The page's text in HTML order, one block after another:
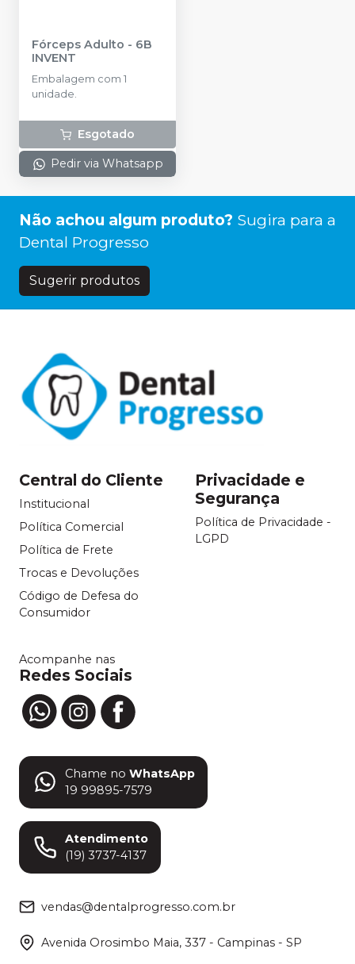
Fórceps Adulto - 6B
INVENT
Embalagem com 1
unidade.
Esgotado
Pedir via Whatsapp
Não achou algum produto? Sugira para a
Dental Progresso
Sugerir produtos
Central do Cliente
Institucional
Política Comercial
Política de Frete
Trocas e Devoluções
Código de Defesa do
Consumidor
Privacidade e
Segurança
Política de Privacidade -
LGPD
Acompanhe nas
Redes Sociais
Chame no WhatsApp
19 99895-7579
Atendimento
(19) 3737-4137
vendas@dentalprogresso.com.br
Avenida Orosimbo Maia, 337 - Campinas - SP